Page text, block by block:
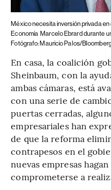
México necesita inversión privada
Economía Marcelo Ebrard durante
Fotógrafo: Mauricio Palos/
En casa, la coalición
Sheinbaum, con la
ambas cámaras, está
con una serie de
puertas cerradas,
empresariales han
de que la reforma
contrapesos en el
nuevas empresas
comprometerse a